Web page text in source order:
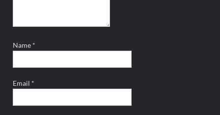
Name *
Email *